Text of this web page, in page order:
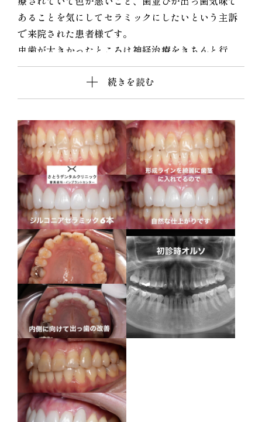
あることを気にしてセラミックにしたいという主訴
で来院された患者様です。
虫歯が大きかったところは神経治療をきちんと行
い、
初診時を含めてトータル4回のご来院で完了です。
今回は前歯を下げる、歯列を整える、白すぎず自然
た。
ご興味のある方はいつでもご相談ください。
続きを読む